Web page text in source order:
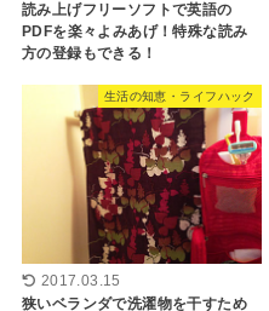
読み上げフリーソフトで英語の
PDFを楽々よみあげ！特殊な読み
方の登録もできる！
生活の知恵・ライフハック
2017.03.15
狭いベランダで洗濯物を干すため